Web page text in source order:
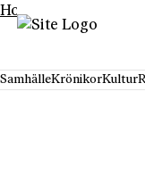
Hoppa till innehåll
SamhälleKrönikorKultur